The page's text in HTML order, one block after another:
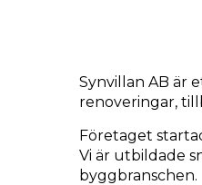
Synvillan AB är
renoveringar,
Företaget
Vi är utbildade
byggbranschen.